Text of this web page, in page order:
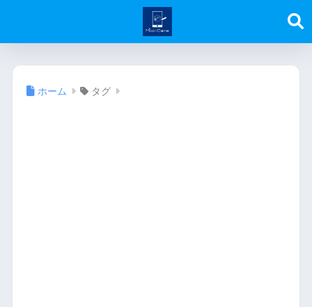
ホーム タグ